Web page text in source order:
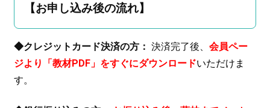
【お申し込み後の流れ】
◆クレジットカード決済の方： 決済完了後、 会員ペー
ジより「教材PDF」をすぐにダウンロードいただけま
す。